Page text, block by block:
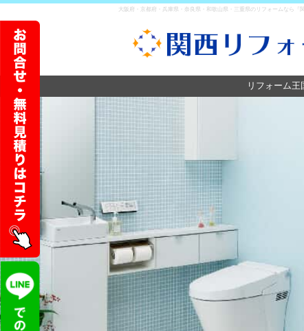
大阪府・京都府・兵庫県・奈良県・和歌山県・三重県のリフォームなら
リフォーム王